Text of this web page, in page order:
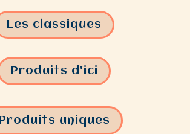
Les classiques
Produits d'ici
Produits uniques